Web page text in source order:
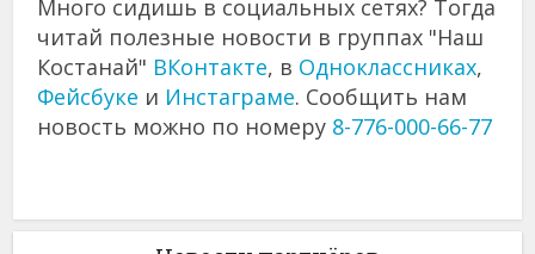
Много сидишь в социальных сетях? Тогда
читай полезные новости в группах "Наш
Костанай" ВКонтакте, в Одноклассниках,
Фейсбуке и Инстаграме. Сообщить нам
новость можно по номеру 8-776-000-66-77